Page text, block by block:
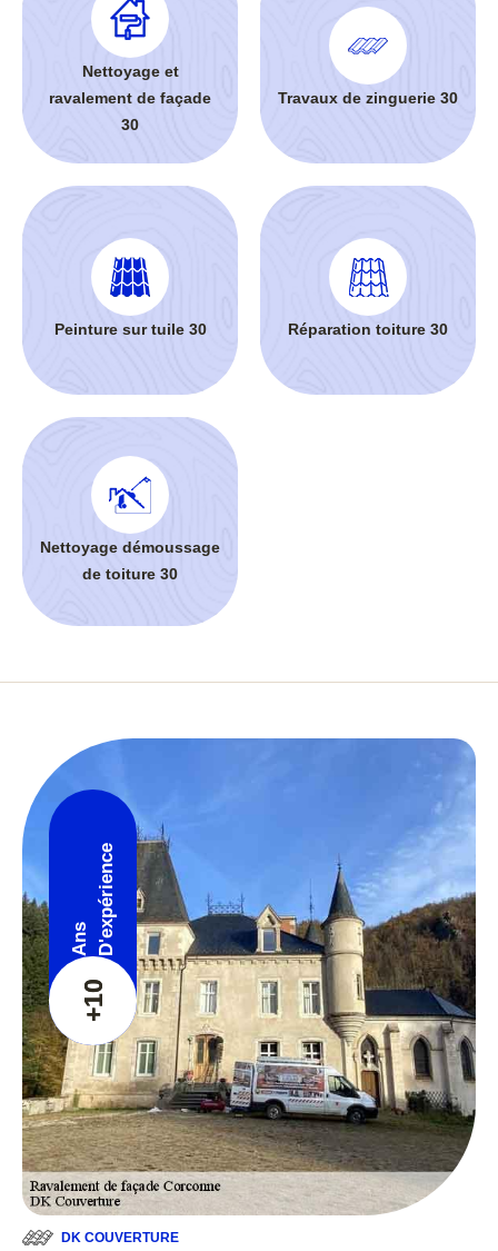
Nettoyage et
ravalement de façade
30
Travaux de zinguerie 30
Peinture sur tuile 30 Réparation toiture 30
Nettoyage démoussage
de toiture 30
+10
Ans D'expérience
DK COUVERTURE